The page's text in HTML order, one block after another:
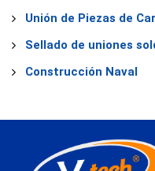
Unión de Piezas de
Sellado de uniones
Construcción Naval